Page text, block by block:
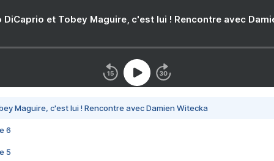
DiCaprio et Tobey Maguire, c'est lui ! Rencontre avec
Maguire, c'est lui ! Rencontre avec Damien Witecka
6
5